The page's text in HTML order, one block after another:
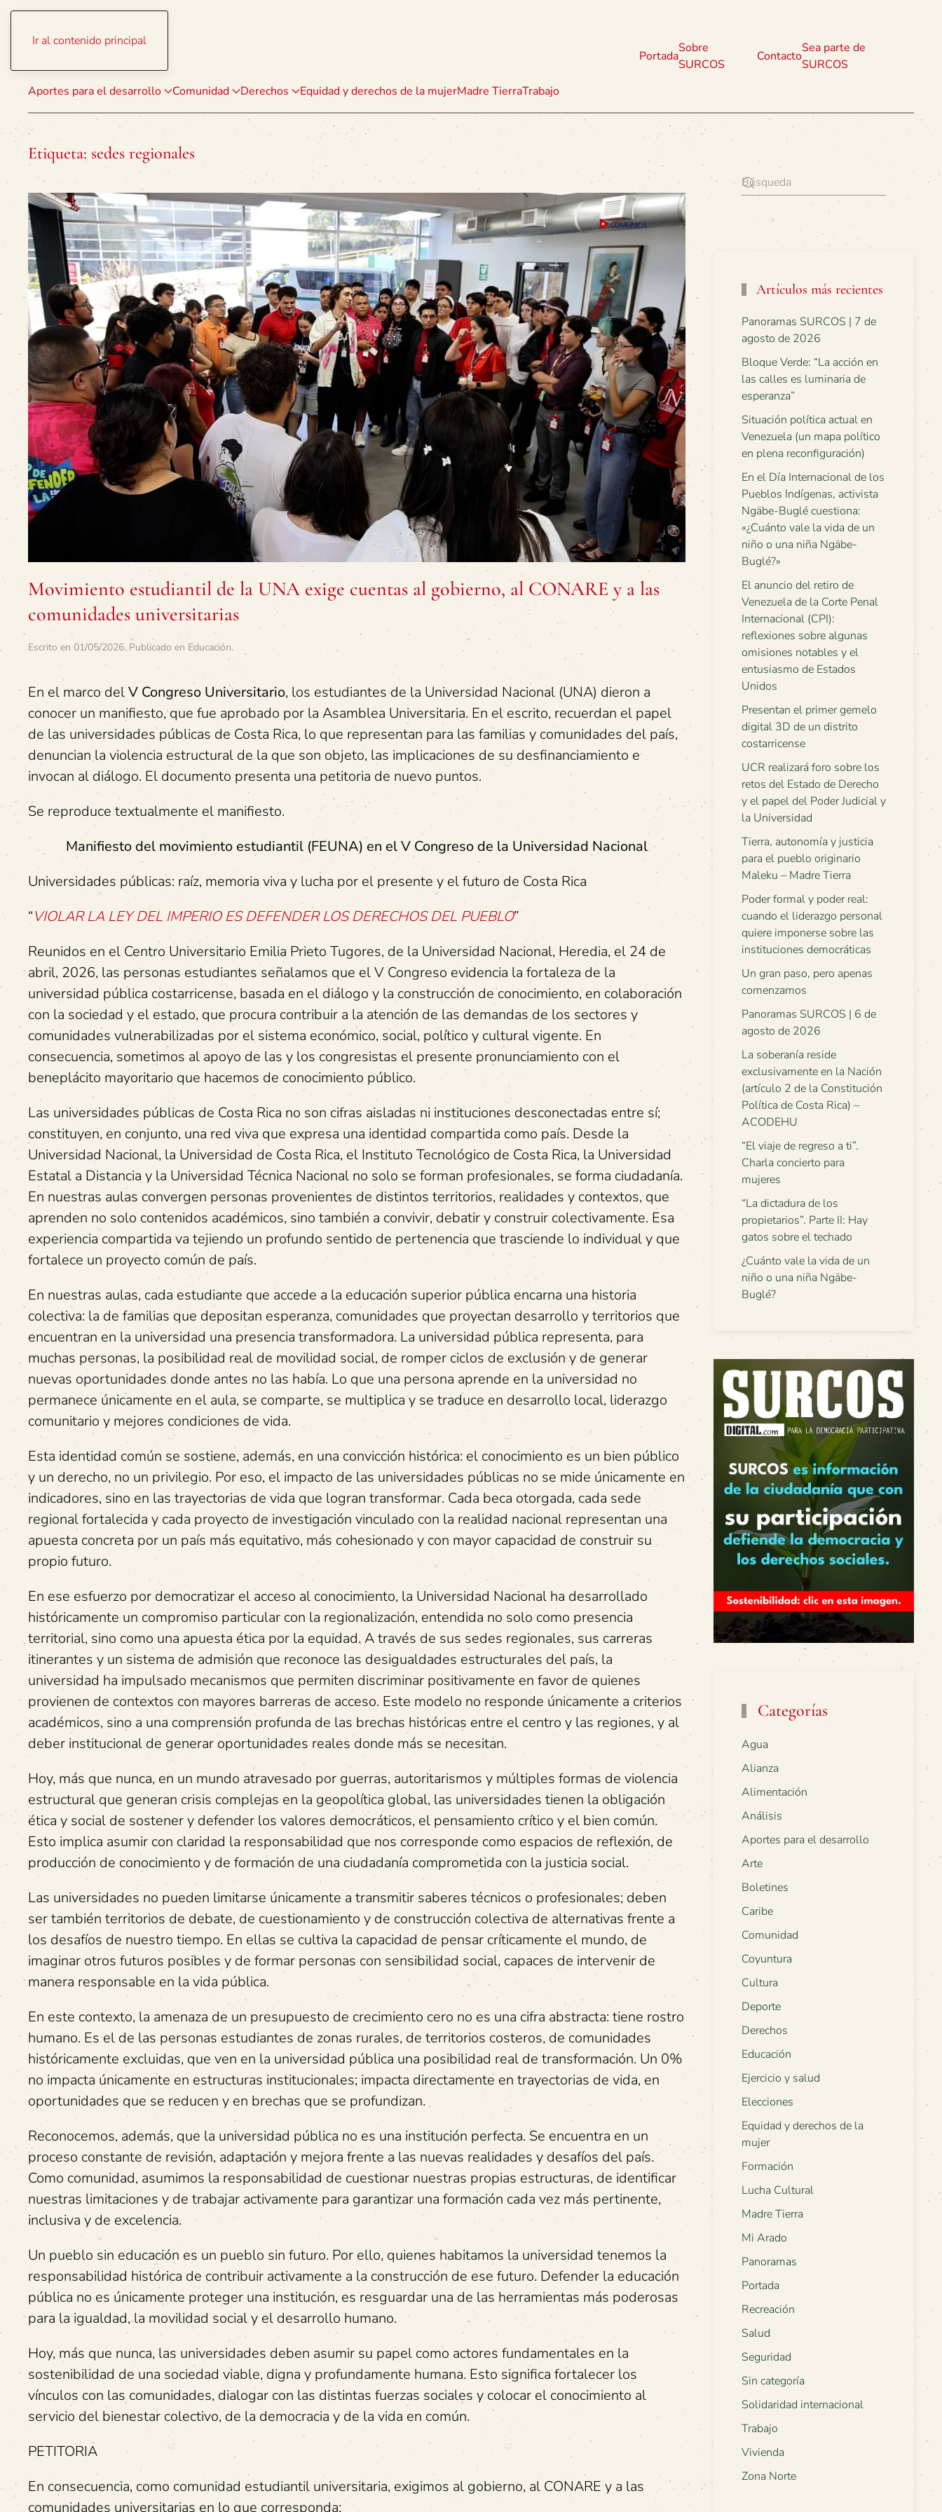
Ir al contenido principal
Aportes para el desarrollo Comunidad Derechos Equidad y derechos de la mujerMadre TierraTrabajo
Portada
Sobre
SURCOS
Contacto
Sea parte de
SURCOS
Etiqueta: sedes regionales
Movimiento estudiantil de la UNA exige cuentas al gobierno, al CONARE y a las
comunidades universitarias
Escrito en 01/05/2026. Publicado en Educación.
En el marco delV Congreso Universitario, los estudiantes de la Universidad Nacional (UNA) dieron a
conocer un manifiesto, que fue aprobado por la Asamblea Universitaria. En el escrito, recuerdan el papel
de las universidades públicas de Costa Rica, lo que representan para las familias y comunidades del país,
denuncian la violencia estructural de la que son objeto, las implicaciones de su desfinanciamiento e
invocan al diálogo. El documento presenta una petitoria de nuevo puntos.
Se reproduce textualmente el manifiesto.
Manifiesto del movimiento estudiantil (FEUNA) en el V Congreso de la Universidad Nacional
Universidades públicas: raíz, memoria viva y lucha por el presente y el futuro de Costa Rica
“VIOLAR LA LEY DEL IMPERIO ES DEFENDER LOS DERECHOS DEL PUEBLO”
Reunidos en el Centro Universitario Emilia Prieto Tugores, de la Universidad Nacional, Heredia, el 24 de
abril, 2026, las personas estudiantes señalamos que el V Congreso evidencia la fortaleza de la
universidad pública costarricense, basada en el diálogo y la construcción de conocimiento, en colaboración
con la sociedad y el estado, que procura contribuir a la atención de las demandas de los sectores y
comunidades vulnerabilizadas por el sistema económico, social, político y cultural vigente. En
consecuencia, sometimos al apoyo de las y los congresistas el presente pronunciamiento con el
beneplácito mayoritario que hacemos de conocimiento público.
Las universidades públicas de Costa Rica no son cifras aisladas ni instituciones desconectadas entre sí;
constituyen, en conjunto, una red viva que expresa una identidad compartida como país. Desde la
Universidad Nacional, la Universidad de Costa Rica, el Instituto Tecnológico de Costa Rica, la Universidad
Estatal a Distancia y la Universidad Técnica Nacional no solo se forman profesionales, se forma ciudadanía.
En nuestras aulas convergen personas provenientes de distintos territorios, realidades y contextos, que
aprenden no solo contenidos académicos, sino también a convivir, debatir y construir colectivamente. Esa
experiencia compartida va tejiendo un profundo sentido de pertenencia que trasciende lo individual y que
fortalece un proyecto común de país.
En nuestras aulas, cada estudiante que accede a la educación superior pública encarna una historia
colectiva: la de familias que depositan esperanza, comunidades que proyectan desarrollo y territorios que
encuentran en la universidad una presencia transformadora. La universidad pública representa, para
muchas personas, la posibilidad real de movilidad social, de romper ciclos de exclusión y de generar
nuevas oportunidades donde antes no las había. Lo que una persona aprende en la universidad no
permanece únicamente en el aula, se comparte, se multiplica y se traduce en desarrollo local, liderazgo
comunitario y mejores condiciones de vida.
Esta identidad común se sostiene, además, en una convicción histórica: el conocimiento es un bien público
y un derecho, no un privilegio. Por eso, el impacto de las universidades públicas no se mide únicamente en
indicadores, sino en las trayectorias de vida que logran transformar. Cada beca otorgada, cada sede
regional fortalecida y cada proyecto de investigación vinculado con la realidad nacional representan una
apuesta concreta por un país más equitativo, más cohesionado y con mayor capacidad de construir su
propio futuro.
En ese esfuerzo por democratizar el acceso al conocimiento, la Universidad Nacional ha desarrollado
históricamente un compromiso particular con la regionalización, entendida no solo como presencia
territorial, sino como una apuesta ética por la equidad. A través de sus sedes regionales, sus carreras
itinerantes y un sistema de admisión que reconoce las desigualdades estructurales del país, la
universidad ha impulsado mecanismos que permiten discriminar positivamente en favor de quienes
provienen de contextos con mayores barreras de acceso. Este modelo no responde únicamente a criterios
académicos, sino a una comprensión profunda de las brechas históricas entre el centro y las regiones, y al
deber institucional de generar oportunidades reales donde más se necesitan.
Hoy, más que nunca, en un mundo atravesado por guerras, autoritarismos y múltiples formas de violencia
estructural que generan crisis complejas en la geopolítica global, las universidades tienen la obligación
ética y social de sostener y defender los valores democráticos, el pensamiento crítico y el bien común.
Esto implica asumir con claridad la responsabilidad que nos corresponde como espacios de reflexión, de
producción de conocimiento y de formación de una ciudadanía comprometida con la justicia social.
Las universidades no pueden limitarse únicamente a transmitir saberes técnicos o profesionales; deben
ser también territorios de debate, de cuestionamiento y de construcción colectiva de alternativas frente a
los desafíos de nuestro tiempo. En ellas se cultiva la capacidad de pensar críticamente el mundo, de
imaginar otros futuros posibles y de formar personas con sensibilidad social, capaces de intervenir de
manera responsable en la vida pública.
En este contexto, la amenaza de un presupuesto de crecimiento cero no es una cifra abstracta: tiene rostro
humano. Es el de las personas estudiantes de zonas rurales, de territorios costeros, de comunidades
históricamente excluidas, que ven en la universidad pública una posibilidad real de transformación. Un 0%
no impacta únicamente en estructuras institucionales; impacta directamente en trayectorias de vida, en
oportunidades que se reducen y en brechas que se profundizan.
Reconocemos, además, que la universidad pública no es una institución perfecta. Se encuentra en un
proceso constante de revisión, adaptación y mejora frente a las nuevas realidades y desafíos del país.
Como comunidad, asumimos la responsabilidad de cuestionar nuestras propias estructuras, de identificar
nuestras limitaciones y de trabajar activamente para garantizar una formación cada vez más pertinente,
inclusiva y de excelencia.
Un pueblo sin educación es un pueblo sin futuro. Por ello, quienes habitamos la universidad tenemos la
responsabilidad histórica de contribuir activamente a la construcción de ese futuro. Defender la educación
pública no es únicamente proteger una institución, es resguardar una de las herramientas más poderosas
para la igualdad, la movilidad social y el desarrollo humano.
Hoy, más que nunca, las universidades deben asumir su papel como actores fundamentales en la
sostenibilidad de una sociedad viable, digna y profundamente humana. Esto significa fortalecer los
vínculos con las comunidades, dialogar con las distintas fuerzas sociales y colocar el conocimiento al
servicio del bienestar colectivo, de la democracia y de la vida en común.
PETITORIA
En consecuencia, como comunidad estudiantil universitaria, exigimos al gobierno, al CONARE y a las
comunidades universitarias en lo que corresponda:
Artículos más recientes
Panoramas SURCOS | 7 de
agosto de 2026
Bloque Verde: “La acción en
las calles es luminaria de
esperanza”
Situación política actual en
Venezuela (un mapa político
en plena reconfiguración)
En el Día Internacional de los
Pueblos Indígenas, activista
Ngäbe-Buglé cuestiona:
«¿Cuánto vale la vida de un
niño o una niña Ngäbe-
Buglé?»
El anuncio del retiro de
Venezuela de la Corte Penal
Internacional (CPI):
reflexiones sobre algunas
omisiones notables y el
entusiasmo de Estados
Unidos
Presentan el primer gemelo
digital 3D de un distrito
costarricense
UCR realizará foro sobre los
retos del Estado de Derecho
y el papel del Poder Judicial y
la Universidad
Tierra, autonomía y justicia
para el pueblo originario
Maleku – Madre Tierra
Poder formal y poder real:
cuando el liderazgo personal
quiere imponerse sobre las
instituciones democráticas
Un gran paso, pero apenas
comenzamos
Panoramas SURCOS | 6 de
agosto de 2026
La soberanía reside
exclusivamente en la Nación
(artículo 2 de la Constitución
Política de Costa Rica) –
ACODEHU
“El viaje de regreso a ti”.
Charla concierto para
mujeres
“La dictadura de los
propietarios”. Parte II: Hay
gatos sobre el techado
¿Cuánto vale la vida de un
niño o una niña Ngäbe-
Buglé?
Categorías
Agua
Alianza
Alimentación
Análisis
Aportes para el desarrollo
Arte
Boletines
Caribe
Comunidad
Coyuntura
Cultura
Deporte
Derechos
Educación
Ejercicio y salud
Elecciones
Equidad y derechos de la
mujer
Formación
Lucha Cultural
Madre Tierra
Mi Arado
Panoramas
Portada
Recreación
Salud
Seguridad
Sin categoría
Solidaridad internacional
Trabajo
Vivienda
Zona Norte